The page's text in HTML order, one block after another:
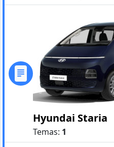
Hyundai Staria
Temas: 1